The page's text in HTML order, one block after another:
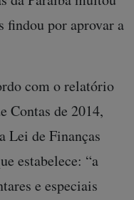
findou por aprovar a
com o relatório
Contas de 2014,
Lei de Finanças
estabelece: “a
e especiais